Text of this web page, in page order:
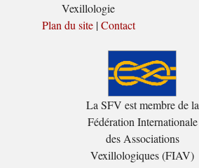
Vexillologie
Plan du site|Contact
La SFV est membre de la
Fédération Internationale
des Associations
Vexillologiques (FIAV)